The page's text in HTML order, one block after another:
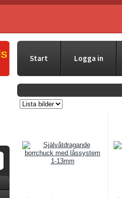
Start Logga in